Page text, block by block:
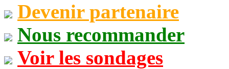
Devenir partenaire
Nous recommander
Voir les sondages